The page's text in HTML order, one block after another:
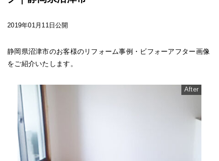
2019年01月11日公開
静岡県沼津市のお客様のリフォーム事例・ビフォーアフター画像
をご紹介いたします。
After